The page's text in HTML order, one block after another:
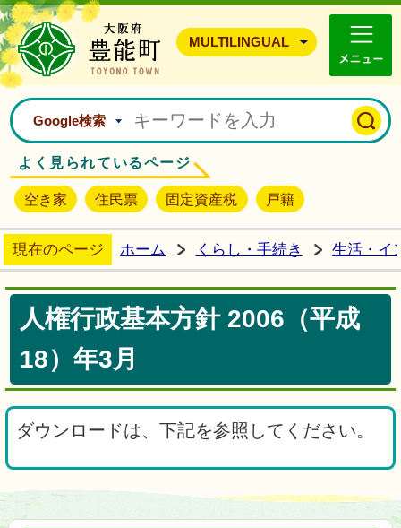
豊能町ホームページ
MULTILINGUAL
Google検索
よく見られているページ
空き家 住民票 固定資産税 戸籍
現在のページ ホーム くらし・手続き 生活・イ
人権行政基本方針 2006（平成
18）年3月
ダウンロードは、下記を参照してください。